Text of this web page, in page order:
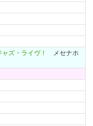
ズ・ライヴ！
メセナホ